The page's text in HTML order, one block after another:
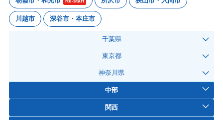
川越市 深谷市・本庄市
千葉県
東京都
神奈川県
中部
関西